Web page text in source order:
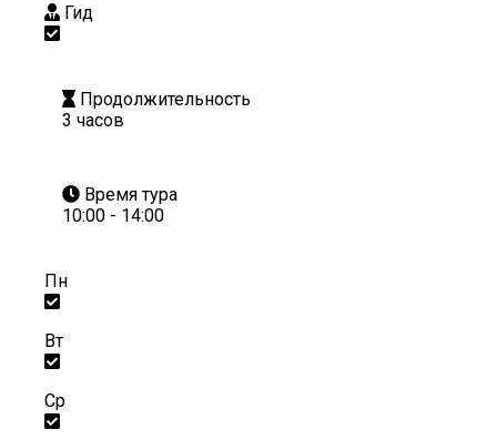
Гид
Продолжительность
3 часов
Время тура
10:00 - 14:00
Пн
Вт
Ср